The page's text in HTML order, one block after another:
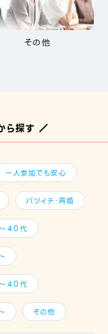
その他
ら探す ／
一人参加でも安心
バツイチ・再婚
４０代
４０代
その他